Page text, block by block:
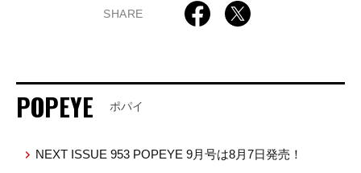
SHARE
POPEYE ポパイ
NEXT ISSUE 953 POPEYE 9月号は8月7日発売！